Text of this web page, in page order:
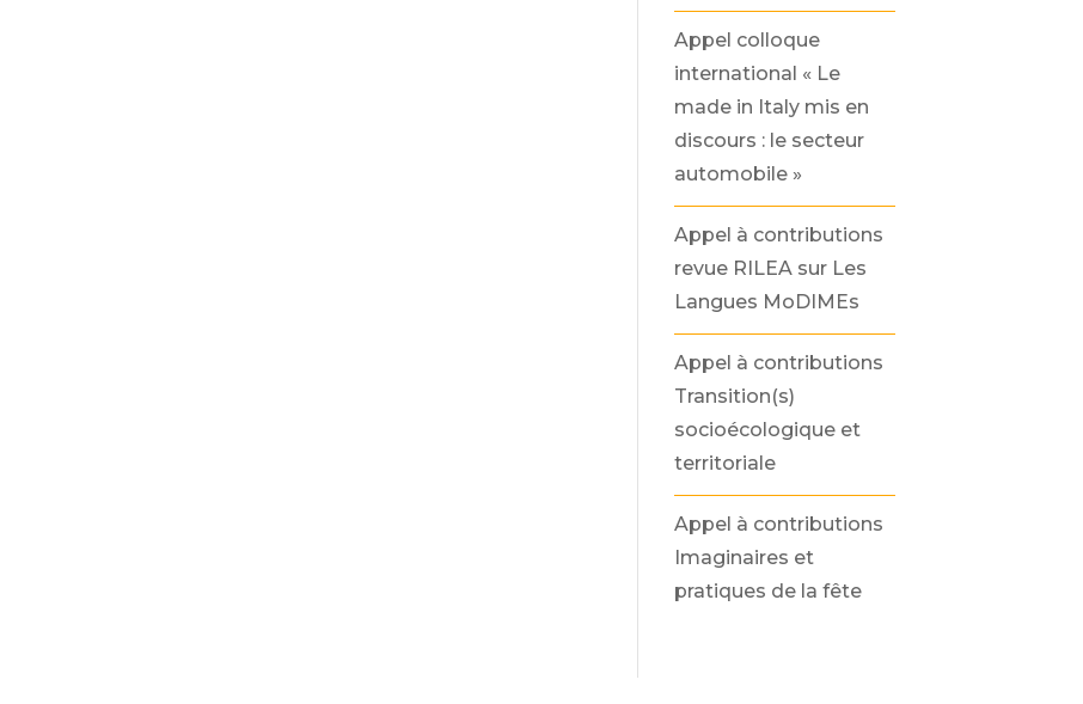
Appel colloque
international « Le
made in Italy mis en
discours : le secteur
automobile »
Appel à contributions
revue RILEA sur Les
Langues MoDIMEs
Appel à contributions
Transition(s)
socioécologique et
territoriale
Appel à contributions
Imaginaires et
pratiques de la fête